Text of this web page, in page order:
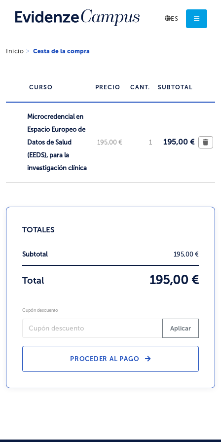
ES
Inicio Cesta de la compra
CURSO PRECIO CANT. SUBTOTAL
Microcredencial en
Espacio Europeo de
Datos de Salud
(EEDS), para la
investigación clínica
195,00 € 1 195,00 €
TOTALES
Subtotal 195,00 €
Total 195,00 €
Cupón descuento
Aplicar
PROCEDER AL PAGO